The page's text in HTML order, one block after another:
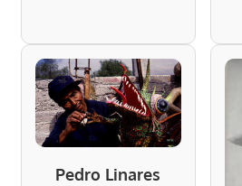
Pedro Linares